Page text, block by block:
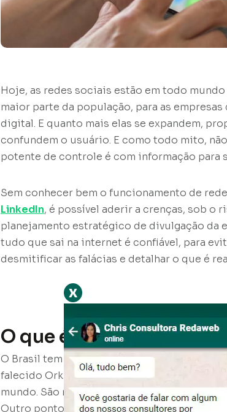
Hoje, as redes sociais estão em todo
maior parte da população, para as
digital. E quanto mais elas se expandem,
confundem o usuário. E como todo mito,
potente de controle é com informação para
Sem conhecer bem o funcionamento de
LinkedIn, é possível aderir a crenças, sob o
planejamento estratégico de divulgação da
tudo que sai na internet é confiável, para
desmitificar as falácias e detalhar o que é
O que é mito e o que é
O Brasil tem vocação de envolvimento nas
falecido Orkut e, hoje, é o terceiro país com
mundo. São mais de 127 milhões de perfis
Outro ponto positivo é que mais de 60% de
x